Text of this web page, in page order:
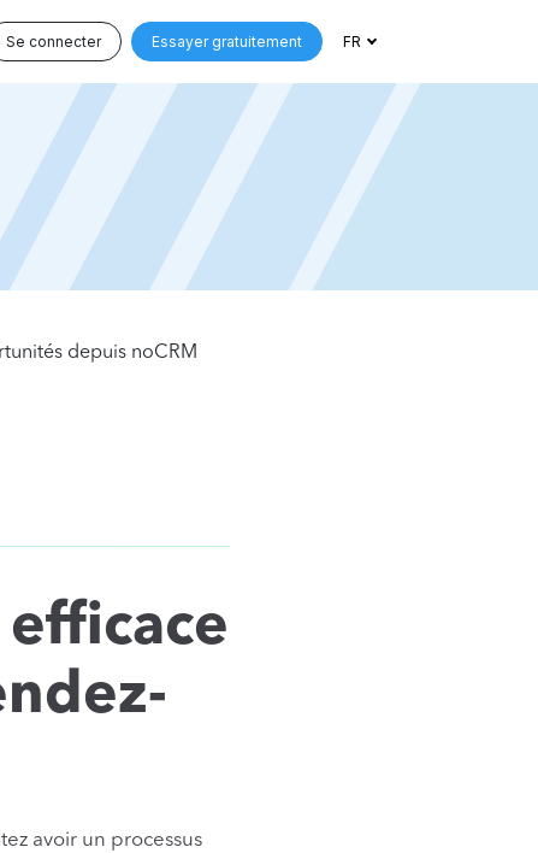
Se connecter Essayer gratuitement FR
depuis noCRM
avoir un processus